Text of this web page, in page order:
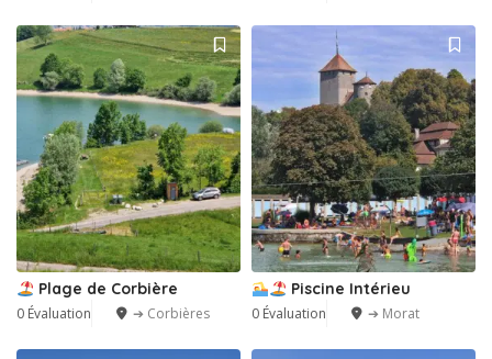
Plage de Corbière
0 Évaluation ➔ Corbières
Piscine Intérieu
0 Évaluation ➔ Morat